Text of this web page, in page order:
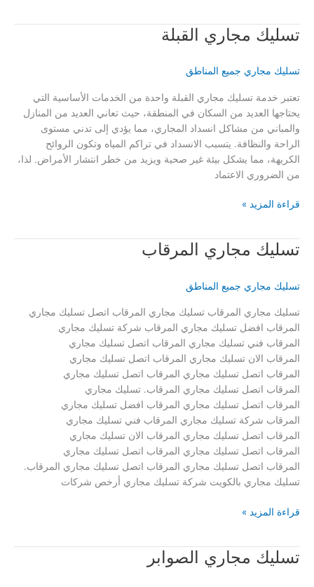
القار
تسليك مجاري القبلة
تسليك مجاري جميع المناطق
تعتبر خدمة تسليك مجاري القبلة واحدة من الخدمات الأساسية التي
يحتاجها العديد من السكان في المنطقة، حيث تعاني العديد من المنازل
والمباني من مشاكل انسداد المجاري، مما يؤدي إلى تدني مستوى
الراحة والنظافة. يتسبب الانسداد في تراكم المياه وتكون الروائح
الكريهة، مما يشكل بيئة غير صحية ويزيد من خطر انتشار الأمراض. لذا،
من الضروري الاعتماد
تسليك
قراءة المزيد »
تسليك مجاري المرقاب
تسليك مجاري جميع المناطق
تسليك مجاري المرقاب تسليك مجاري المرقاب اتصل تسليك مجاري
المرقاب افضل تسليك مجاري المرقاب شركة تسليك مجاري
المرقاب فني تسليك مجاري المرقاب اتصل تسليك مجاري
المرقاب الان تسليك مجاري المرقاب اتصل تسليك مجاري
المرقاب اتصل تسليك مجاري المرقاب اتصل تسليك مجاري
المرقاب اتصل تسليك مجاري المرقاب. تسليك مجاري
المرقاب اتصل تسليك مجاري المرقاب افضل تسليك مجاري
المرقاب شركة تسليك مجاري المرقاب فني تسليك مجاري
المرقاب اتصل تسليك مجاري المرقاب الان تسليك مجاري
المرقاب اتصل تسليك مجاري المرقاب اتصل تسليك مجاري
المرقاب اتصل تسليك مجاري المرقاب اتصل تسليك مجاري المرقاب.
تسليك مجاري بالكويت شركة تسليك مجاري أرخص شركات
تسليك
قراءة المزيد »
تسليك مجاري الصوابر